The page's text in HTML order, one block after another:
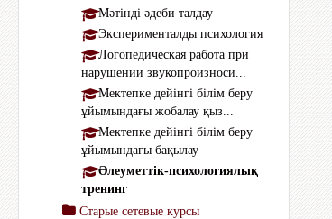
Мәтінді әдеби талдау
Эксперименталды психология
Логопедическая работа при
нарушении звукопроизноси...
Мектепке дейінгі білім беру
ұйымындағы жобалау қыз...
Мектепке дейінгі білім беру
ұйымындағы бақылау
Әлеуметтік-психологиялық
тренинг
Старые сетевые курсы